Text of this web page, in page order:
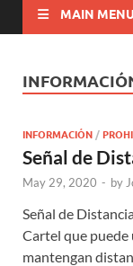
MAIN MENU
INFORMACIÓN /
Señal de
May 29, 2020 - by
Señal de
Cartel que puede
mantengan